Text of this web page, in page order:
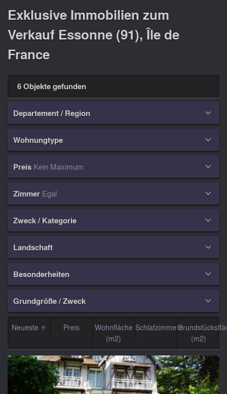
Exklusive Immobilien zum
Verkauf Essonne (91), Île de
France
6 Objekte gefunden
Departement / Region 
Wohnungtype 
Preis Kein Maximum 
Zimmer Egal 
Zweck / Kategorie 
Landschaft 
Besonderheiten 
Grundgröße / Zweck 
Neueste Preis
Wohnfläche
(m2)
Schlafzimmern
(m2)